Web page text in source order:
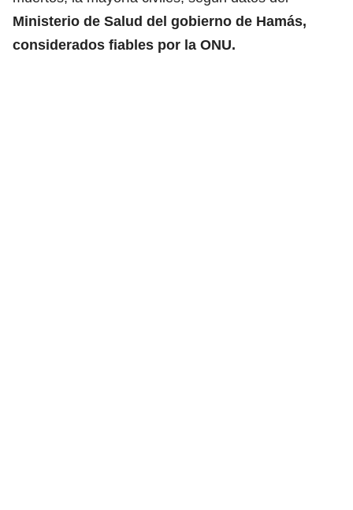
Ministerio de Salud del gobierno de Hamás,
considerados fiables por la ONU.